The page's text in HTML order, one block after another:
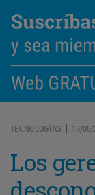
TECNOLOGÍAS | 15/
Los